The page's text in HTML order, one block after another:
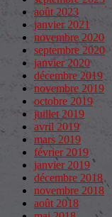
août 2023
janvier 2021
novembre 2020
septembre 2020
janvier 2020
décembre 2019
novembre 2019
octobre 2019
juillet 2019
avril 2019
mars 2019
février 2019
janvier 2019
décembre 2018
novembre 2018
août 2018